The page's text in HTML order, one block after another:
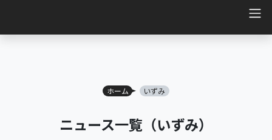
ホーム いずみ
ニュース一覧（いずみ）